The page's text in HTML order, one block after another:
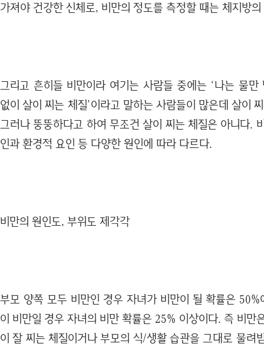
가져야 건강한 신체로, 비만의 정도를 측정할 때는 체지방
그리고 흔히들 비만이라 여기는 사람들 중에는 ‘나는 물
없이 살이 찌는 체질’이라고 말하는 사람들이 많은데 살이
그러나 뚱뚱하다고 하여 무조건 살이 찌는 체질은 아니다.
인과 환경적 요인 등 다양한 원인에 따라 다르다.
비만의 원인도, 부위도 제각각
부모 양쪽 모두 비만인 경우 자녀가 비만이 될 확률은
이 비만일 경우 자녀의 비만 확률은 25% 이상이다. 즉 비만
이 잘 찌는 체질이거나 부모의 식/생활 습관을 그대로 물려